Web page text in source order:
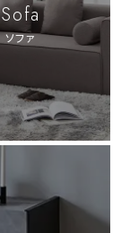
Sofa
ソファ